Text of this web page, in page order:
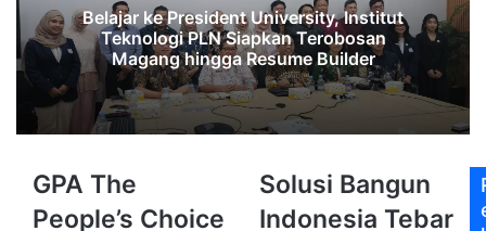
Belajar ke President University, Institut
Teknologi PLN Siapkan Terobosan
Magang hingga Resume Builder
GPA
The
People’s
GPA The
People’s Choice
Solusi
Bangun
Indonesia
Solusi Bangun
Indonesia Tebar